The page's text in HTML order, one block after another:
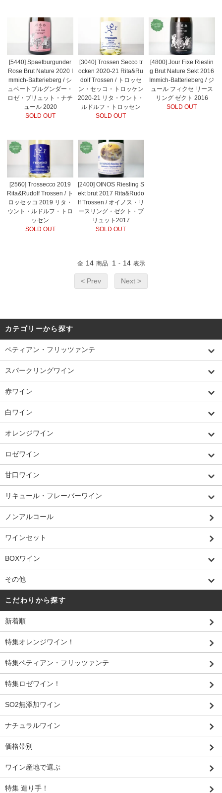
[5440] Spaetburgunder
Rose Brut Nature 2020 I
mmich-Batterieberg / シ
ュペートブルグンダー・
ロゼ・ブリュット・ナチ
ュール 2020
SOLD OUT
[3040] Trossen Secco tr
ocken 2020-21 Rita&Ru
dolf Trossen / トロッセ
ン・セッコ・トロッケン
2020-21 リタ・ウント・
ルドルフ・トロッセン
SOLD OUT
[4800] Jour Fixe Rieslin
g Brut Nature Sekt 2016
Immich-Batterieberg / ジ
ュール フィクセ リース
リング ゼクト 2016
SOLD OUT
[2560] Trossecco 2019
Rita&Rudolf Trossen / ト
ロッセッコ 2019 リタ・
ウント・ルドルフ・トロ
ッセン
SOLD OUT
[2400] OINOS Riesling S
ekt brut 2017 Rita&Rudo
lf Trossen / オイノス・リ
ースリング・ゼクト・ブ
リュット2017
SOLD OUT
全 14 商品 1 - 14 表示
< Prev Next >
カテゴリーから探す
ペティアン・フリッツァンテ
スパークリングワイン
赤ワイン
白ワイン
オレンジワイン
ロゼワイン
甘口ワイン
リキュール・フレーバーワイン
ノンアルコール
ワインセット
BOXワイン
その他
こだわりから探す
新着順
特集オレンジワイン！
特集ペティアン・フリッツァンテ
特集ロゼワイン！
SO2無添加ワイン
ナチュラルワイン
価格帯別
ワイン産地で選ぶ
特集 造り手！